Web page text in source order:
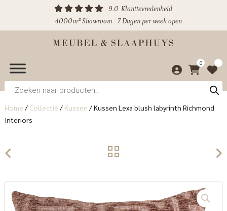
9.0 Klanttevredenheid
4000m² Showroom
7 Dagen per week open
0
Producten
zoeken
Home / Collectie / Kussen /Kussen Lexa blush labyrinth Richmond
Interiors